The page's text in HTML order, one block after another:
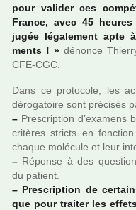
pour vali­der ces
France, avec 45
jugée léga­le­ment apte
ments ! » dénonce
CFE-CGC.
Dans ce pro­to­cole, les
déro­ga­toire sont pré­ci­sés
– Prescription d’exa­mens
cri­tè­res stricts en
chaque molé­cule et leur
– Réponse à des
du patient.
– Prescription de
que pour trai­ter les